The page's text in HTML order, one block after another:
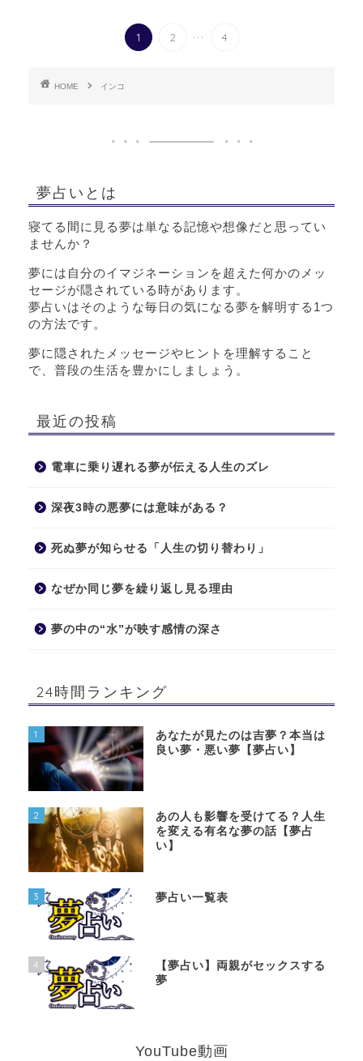
1 2 ... 4
HOME インコ
夢占いとは
寝てる間に見る夢は単なる記憶や想像だと思ってい
ませんか？
夢には自分のイマジネーションを超えた何かのメッ
セージが隠されている時があります。
夢占いはそのような毎日の気になる夢を解明する1つ
の方法です。
夢に隠されたメッセージやヒントを理解すること
で、普段の生活を豊かにしましょう。
最近の投稿
電車に乗り遅れる夢が伝える人生のズレ
深夜3時の悪夢には意味がある？
死ぬ夢が知らせる「人生の切り替わり」
なぜか同じ夢を繰り返し見る理由
夢の中の“水”が映す感情の深さ
24時間ランキング
1
あなたが見たのは吉夢？本当は
良い夢・悪い夢【夢占い】
2
あの人も影響を受けてる？人生
を変える有名な夢の話【夢占
い】
3 夢占い一覧表
4
【夢占い】両親がセックスする
夢
YouTube動画